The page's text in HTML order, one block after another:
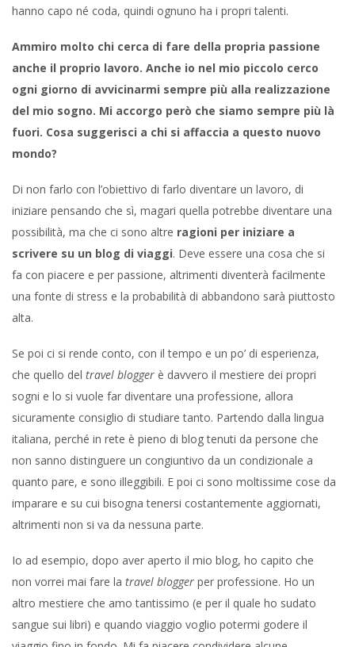
hanno capo né coda, quindi ognuno ha i propri talenti.
Ammiro molto chi cerca di fare della propria passione
anche il proprio lavoro. Anche io nel mio piccolo cerco
ogni giorno di avvicinarmi sempre più alla realizzazione
del mio sogno. Mi accorgo però che siamo sempre più là
fuori. Cosa suggerisci a chi si affaccia a questo nuovo
mondo?
Di non farlo con l’obiettivo di farlo diventare un lavoro, di
iniziare pensando che sì, magari quella potrebbe diventare una
possibilità, ma che ci sono altre ragioni per iniziare a
scrivere su un blog di viaggi. Deve essere una cosa che si
fa con piacere e per passione, altrimenti diventerà facilmente
una fonte di stress e la probabilità di abbandono sarà piuttosto
alta.
Se poi ci si rende conto, con il tempo e un po’ di esperienza,
che quello del travel blogger è davvero il mestiere dei propri
sogni e lo si vuole far diventare una professione, allora
sicuramente consiglio di studiare tanto. Partendo dalla lingua
italiana, perché in rete è pieno di blog tenuti da persone che
non sanno distinguere un congiuntivo da un condizionale a
quanto pare, e sono illeggibili. E poi ci sono moltissime cose da
imparare e su cui bisogna tenersi costantemente aggiornati,
altrimenti non si va da nessuna parte.
Io ad esempio, dopo aver aperto il mio blog, ho capito che
non vorrei mai fare la travel blogger per professione. Ho un
altro mestiere che amo tantissimo (e per il quale ho sudato
sangue sui libri) e quando viaggio voglio potermi godere il